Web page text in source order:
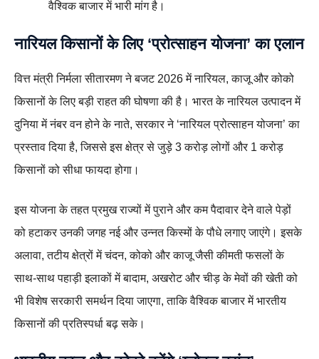
वैश्विक बाजार में भारी मांग है।
नारियल किसानों के लिए ‘प्रोत्साहन योजना’ का एलान
वित्त मंत्री निर्मला सीतारमण ने बजट 2026 में नारियल, काजू और कोको
किसानों के लिए बड़ी राहत की घोषणा की है। भारत के नारियल उत्पादन में
दुनिया में नंबर वन होने के नाते, सरकार ने ‘नारियल प्रोत्साहन योजना’ का
प्रस्ताव दिया है, जिससे इस क्षेत्र से जुड़े 3 करोड़ लोगों और 1 करोड़
किसानों को सीधा फायदा होगा।
इस योजना के तहत प्रमुख राज्यों में पुराने और कम पैदावार देने वाले पेड़ों
को हटाकर उनकी जगह नई और उन्नत किस्मों के पौधे लगाए जाएंगे। इसके
अलावा, तटीय क्षेत्रों में चंदन, कोको और काजू जैसी कीमती फसलों के
साथ-साथ पहाड़ी इलाकों में बादाम, अखरोट और चीड़ के मेवों की खेती को
भी विशेष सरकारी समर्थन दिया जाएगा, ताकि वैश्विक बाजार में भारतीय
किसानों की प्रतिस्पर्धा बढ़ सके।